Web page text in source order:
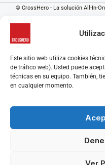
Este sitio web utiliza cookies
de tráfico web). Usted puede
técnicas en su equipo. También,
en cualquier momento.
Ver
© CrossHero - La solución All-In-